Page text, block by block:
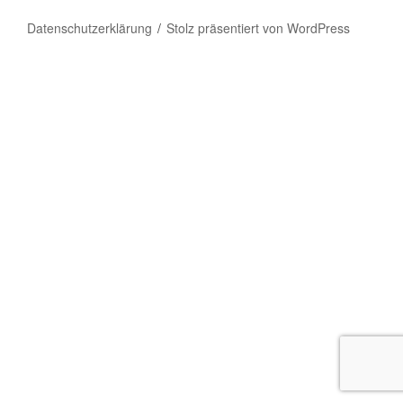
Datenschutzerklärung Stolz präsentiert von WordPress